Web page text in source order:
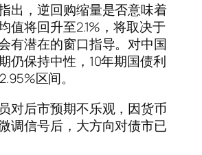
出，逆回购缩量是否意味着
值将回升至2.1%，将取决于
有潜在的窗口指导。对中国
仍保持中性，10年期国债利
区间。
对后市预期不乐观，因货币
调信号后，大方向对债市已